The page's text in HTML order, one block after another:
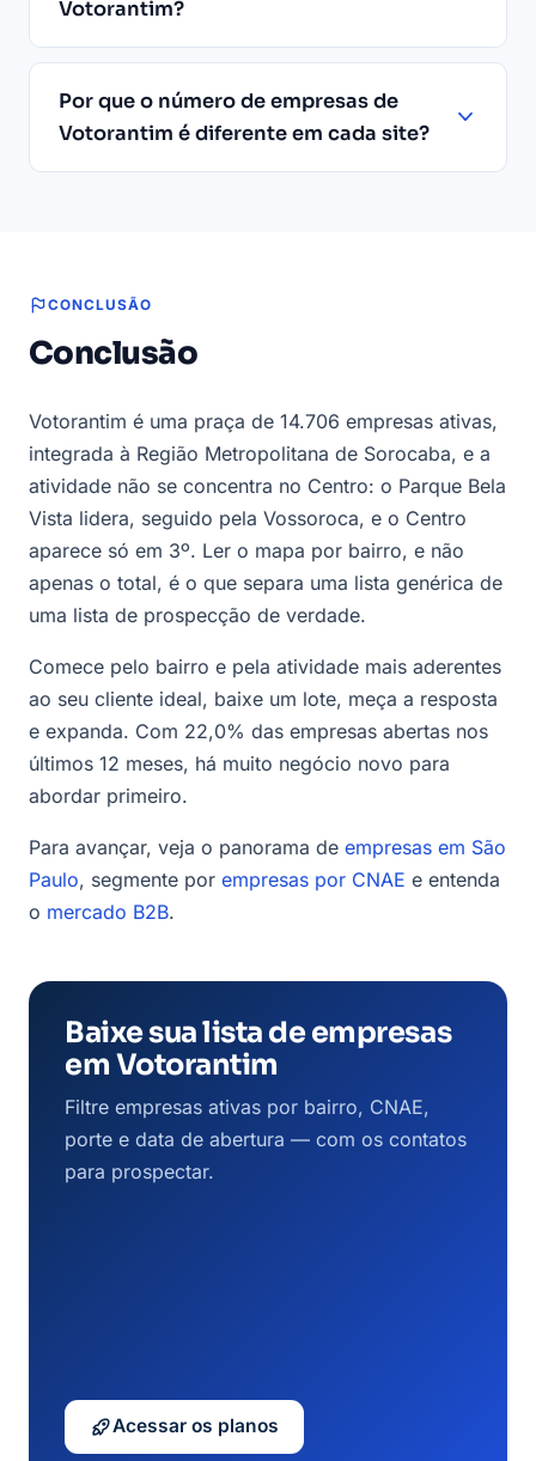
Votorantim?
Por que o número de empresas de
Votorantim é diferente em cada site?
CONCLUSÃO
Conclusão
Votorantim é uma praça de 14.706 empresas ativas,
integrada à Região Metropolitana de Sorocaba, e a
atividade não se concentra no Centro: o Parque Bela
Vista lidera, seguido pela Vossoroca, e o Centro
aparece só em 3º. Ler o mapa por bairro, e não
apenas o total, é o que separa uma lista genérica de
uma lista de prospecção de verdade.
Comece pelo bairro e pela atividade mais aderentes
ao seu cliente ideal, baixe um lote, meça a resposta
e expanda. Com 22,0% das empresas abertas nos
últimos 12 meses, há muito negócio novo para
abordar primeiro.
Para avançar, veja o panorama de empresas em São
Paulo, segmente por empresas por CNAE e entenda
o mercado B2B.
Baixe sua lista de empresas
em Votorantim
Filtre empresas ativas por bairro, CNAE,
porte e data de abertura — com os contatos
para prospectar.
Acessar os planos